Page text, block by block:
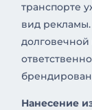
транспорте
вид рекламы.
долговечной
Нанесение